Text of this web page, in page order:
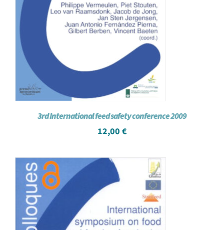
3rd International feed safety conference 2009
12,00 €